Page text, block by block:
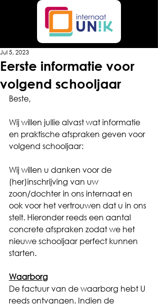
Eerste informatie voor
volgend schooljaar
Jul 5, 2023
Beste,
Wij willen jullie alvast wat informatie
en praktische afspraken geven voor
volgend schooljaar:
Wij willen u danken voor de
(her)inschrijving van uw
zoon/dochter in ons internaat en
ook voor het vertrouwen dat u in ons
stelt. Hieronder reeds een aantal
concrete afspraken zodat we het
nieuwe schooljaar perfect kunnen
starten.
Waarborg
De factuur van de waarborg hebt U
reeds ontvangen. Indien de